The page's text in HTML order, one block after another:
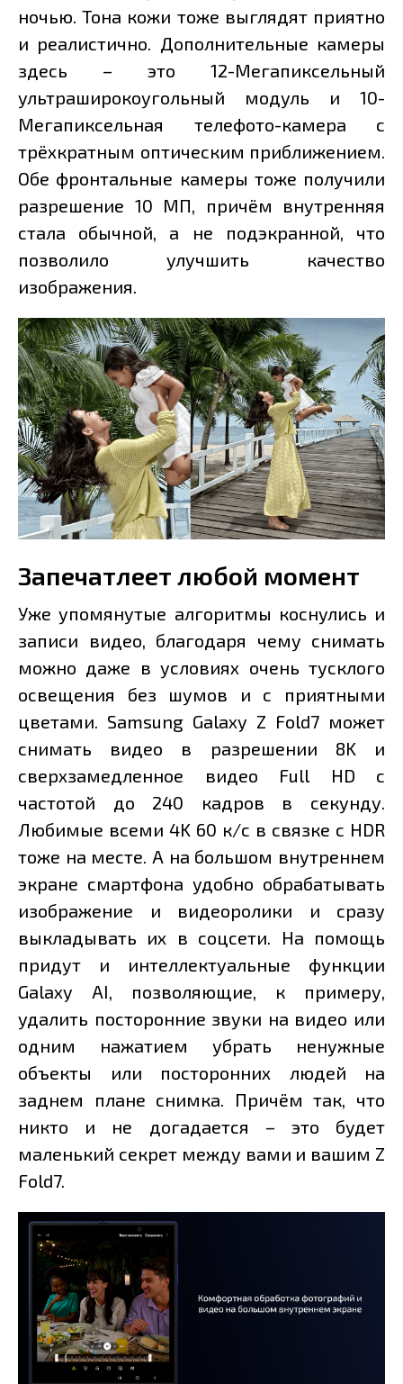
ночью. Тона кожи тоже выглядят приятно
и реалистично. Дополнительные камеры
здесь – это 12-Мегапиксельный
ультраширокоугольный модуль и 10-
Мегапиксельная телефото-камера с
трёхкратным оптическим приближением.
Обе фронтальные камеры тоже получили
разрешение 10 МП, причём внутренняя
стала обычной, а не подэкранной, что
позволило улучшить качество
изображения.
Запечатлеет любой момент
Уже упомянутые алгоритмы коснулись и
записи видео, благодаря чему снимать
можно даже в условиях очень тусклого
освещения без шумов и с приятными
цветами. Samsung Galaxy Z Fold7 может
снимать видео в разрешении 8K и
сверхзамедленное видео Full HD с
частотой до 240 кадров в секунду.
Любимые всеми 4K 60 к/с в связке с HDR
тоже на месте. А на большом внутреннем
экране смартфона удобно обрабатывать
изображение и видеоролики и сразу
выкладывать их в соцсети. На помощь
придут и интеллектуальные функции
Galaxy AI, позволяющие, к примеру,
удалить посторонние звуки на видео или
одним нажатием убрать ненужные
объекты или посторонних людей на
заднем плане снимка. Причём так, что
никто и не догадается – это будет
маленький секрет между вами и вашим Z
Fold7.